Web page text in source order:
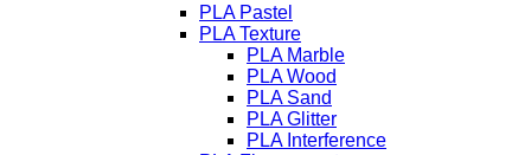
PLA Pastel
PLA Texture
PLA Marble
PLA Wood
PLA Sand
PLA Glitter
PLA Interference